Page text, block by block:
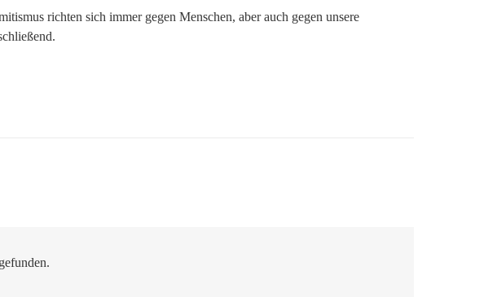
richten sich immer gegen Menschen, aber auch gegen unsere